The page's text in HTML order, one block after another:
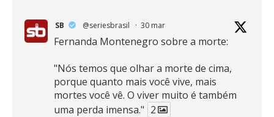
SB @seriesbrasil · 30 mar
Fernanda Montenegro sobre a morte:
"Nós temos que olhar a morte de cima,
porque quanto mais você vive, mais
mortes você vê. O viver muito é também
uma perda imensa." 2